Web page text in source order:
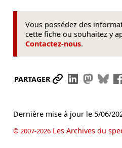
Vous possédez des
cette fiche ou souhaitez y
Contactez-nous.
PARTAGER Partager le lien
Partager
Dernière mise à jour le 5/06/
© 2007-2026Les Archives du